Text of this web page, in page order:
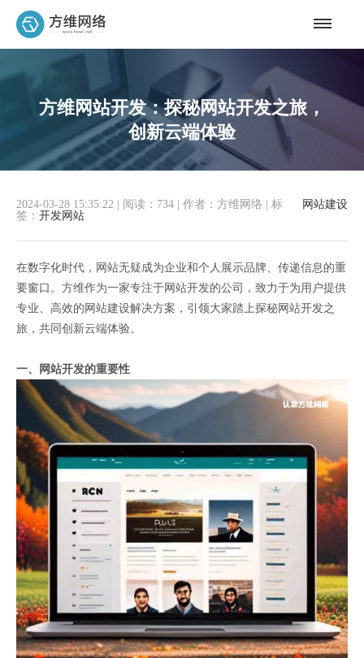
方维网站开发：探秘网站开发之旅，
创新云端体验
网站建设
2024-03-28 15:35:22 阅读：734 作者：方维网络
标
签： 开发网站
在数字化时代，网站无疑成为企业和个人展示品牌、传递信息的重
要窗口。方维作为一家专注于网站开发的公司，致力于为用户提供
专业、高效的网站建设解决方案，引领大家踏上探秘网站开发之
旅，共同创新云端体验。
一、网站开发的重要性